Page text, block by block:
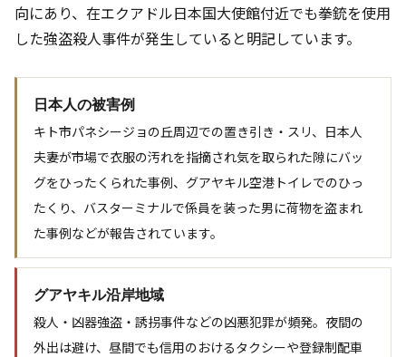
向にあり、在エクアドル日本国大使館付近でも拳銃を使用
した強盗殺人事件が発生していると明記しています。
日本人の被害例
キト市パネシージョの丘周辺での置き引き・スリ、日本人
夫妻が市場で衣服の汚れを指摘され気を取られた隙にバッ
グをひったくられた事例、グアヤキル空港トイレでのひっ
たくり、バスターミナルで係員を装った男に荷物を盗まれ
た事例などが報告されています。
グアヤキル沿岸地域
殺人・凶器強盗・誘拐事件などの凶悪犯罪が頻発。夜間の
外出は避け、昼間でも信用のおけるタクシーや登録制配車